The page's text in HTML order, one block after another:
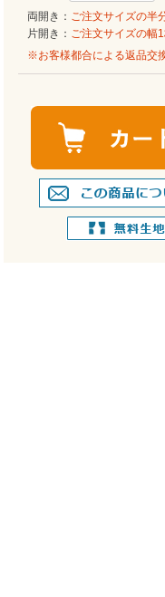
両開き： ご注文サイズの半
片開き： ご注文サイズの幅
※お客様都合による返品交